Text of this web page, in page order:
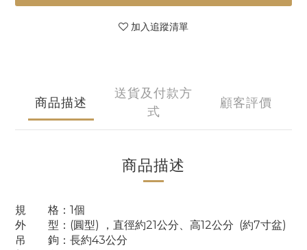
加入追蹤清單
商品描述
送貨及付款方
式
顧客評價
商品描述
規 格：1個
外 型：(圓型) ，直徑約21公分、高12公分 (約7寸盆)
吊 鉤：長約43公分